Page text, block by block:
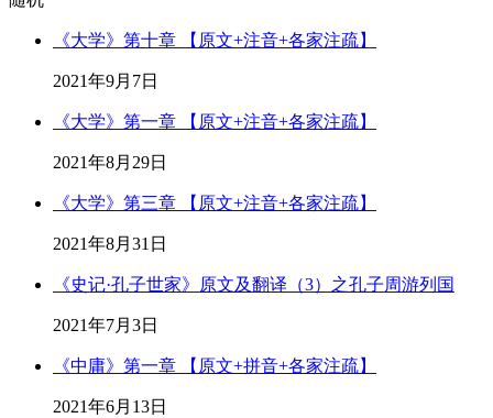
《大学》第十章 【原文+注音+各家注疏】
2021年9月7日
《大学》第一章 【原文+注音+各家注疏】
2021年8月29日
《大学》第三章 【原文+注音+各家注疏】
2021年8月31日
《史记·孔子世家》原文及翻译（3）之孔子周游列国
2021年7月3日
《中庸》第一章 【原文+拼音+各家注疏】
2021年6月13日